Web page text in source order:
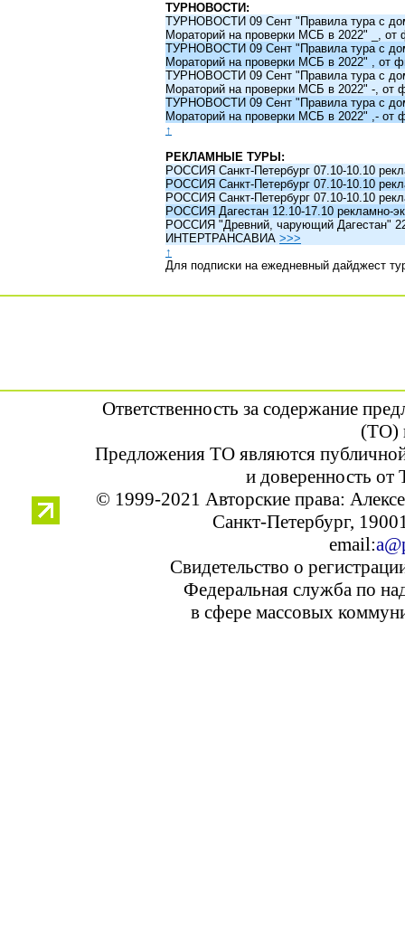
ТУРНОВОСТИ:
ТУРНОВОСТИ 09 Сент "Правила тура с
Мораторий на проверки МСБ в 2022" _,
ТУРНОВОСТИ 09 Сент "Правила тура с
Мораторий на проверки МСБ в 2022" ,
ТУРНОВОСТИ 09 Сент "Правила тура с
Мораторий на проверки МСБ в 2022" -,
ТУРНОВОСТИ 09 Сент "Правила тура с
Мораторий на проверки МСБ в 2022" ,-
↑
РЕКЛАМНЫЕ ТУРЫ:
РОССИЯ Санкт-Петербург 07.10-10.10
РОССИЯ Санкт-Петербург 07.10-10.10
РОССИЯ Санкт-Петербург 07.10-10.10
РОССИЯ Дагестан 12.10-17.10 рекламно-
РОССИЯ "Древний, чарующий Дагестан"
ИНТЕРТРАНСАВИА >>>
↑
Для подписки на ежедневный дайджест
Ответственность за содержание
(ТО)
Предложения ТО являются
и доверенность от
© 1999-2021 Авторские права:
Санкт-Петербург,
email:
Свидетельство о
Федеральная служба по
в сфере массовых